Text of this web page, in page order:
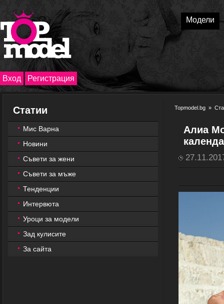
Модели
Вход Регистрация
Статии
Мис Варна
Новини
Съвети за жени
Съвети за мъже
Тенденции
Интервюта
Уроци за модели
Зад кулисите
За сайта
Topmodel.bg »
Алиа